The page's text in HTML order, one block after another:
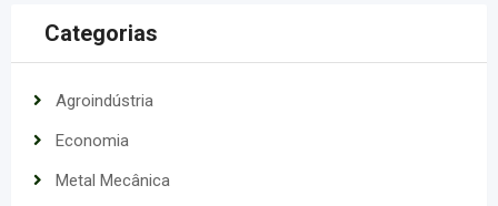
Categorias
Agroindústria
Economia
Metal Mecânica